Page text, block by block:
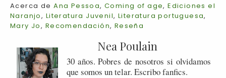
Acerca deAna Pessoa,Coming of age,Ediciones el
Naranjo, Literatura Juvenil, Literatura portuguesa,
Mary Jo, Recomendación, Reseña
Nea Poulain
30 años. Pobres de nosotros si olvidamos
que somos un telar. Escribo fanfics.